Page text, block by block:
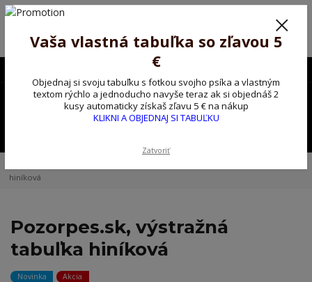
Poprosíme ctených zákazníkov o trpezlivosť, v tomto období máme
Preto sme Vám pripravili malý darček ako ospravedlnenie.
!!! ZĽAVA 5€ na PRVÚ objednávku nad 30€ s kódom pozorpes5 !!!
0,00 EUR
hiníková
Pozorpes.sk, výstražná
tabuľka hiníková
Novinka Akcia
Vaša vlastná tabuľka so zľavou 5
€
Objednaj si svoju tabuľku s fotkou svojho psíka a vlastným
textom rýchlo a jednoducho navyše teraz ak si objednáš 2
kusy automaticky získaš zľavu 5 € na nákup
KLIKNI A OBJEDNAJ SI TABUĽKU
Zatvoriť